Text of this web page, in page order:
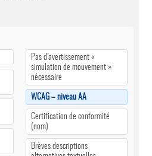
Pas d’avertissement «
simulation de mouvement »
nécessaire
WCAG – niveau AA
Certification de conformité
(nom)
Brèves descriptions